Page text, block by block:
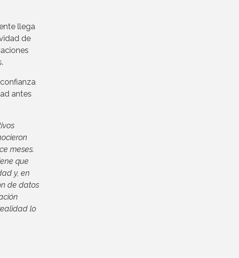
llega
de
antes
meses.
que
y, en
de datos
lo